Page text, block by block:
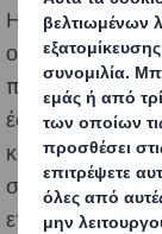
Η κυκλική
οφέλη, αλλά έχει
έως την
κόσμος δεν θα
στην άλλη.
επιχείρηση προς